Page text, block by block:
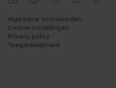
Algemene voorwaarden
Cookie-instellingen
Privacy policy
Toegankelijkheid